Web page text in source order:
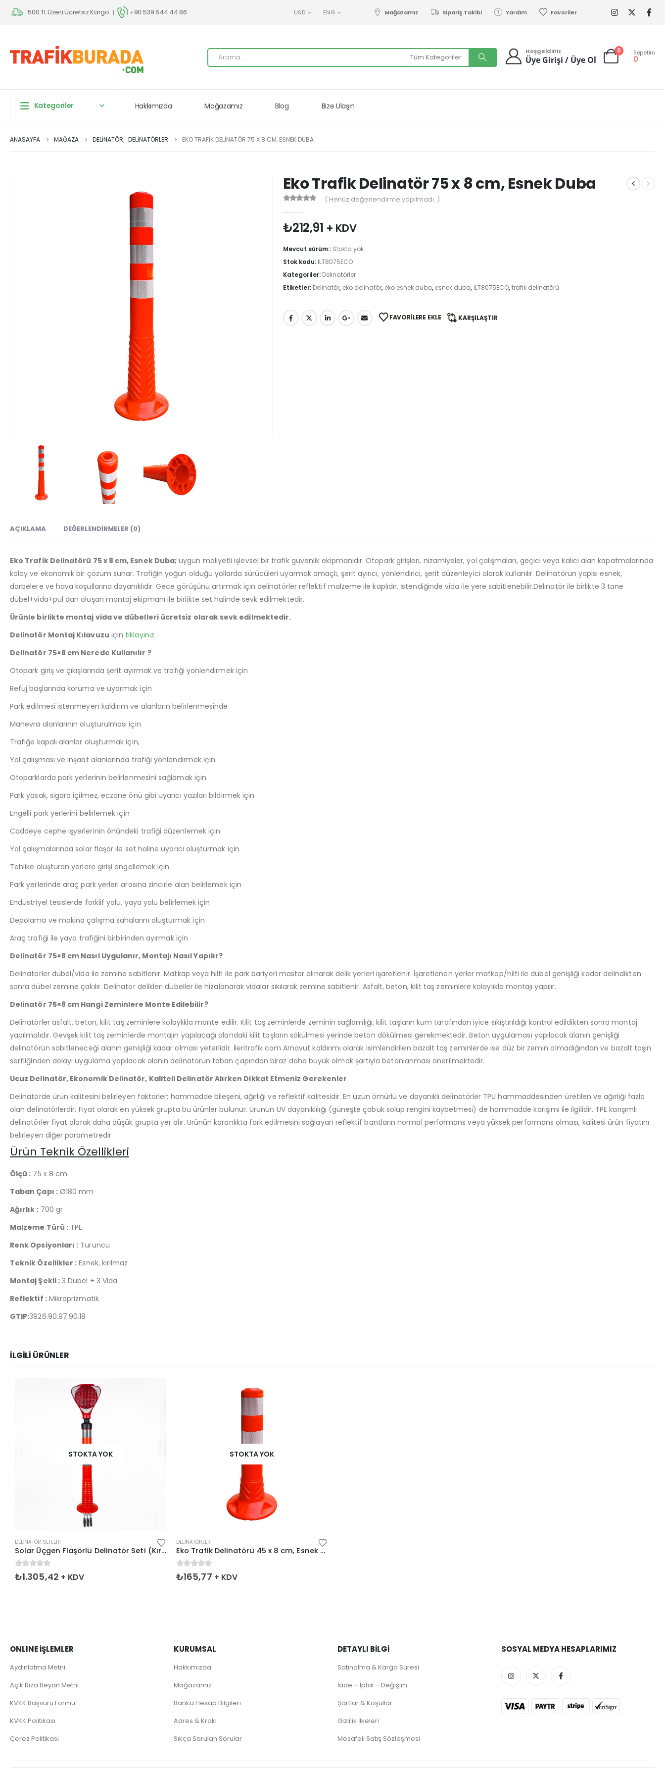
500 TL Üzeri Ücretsiz Kargo | +90 539 644 44 86 USD ENG Mağazamız Sipariş Takibi Yardım Favoriler
Hoşgeldiniz
Üye Girişi / Üye Ol
0 Sepetim
0
Kategoriler Hakkımızda Mağazamız Blog Bize Ulaşın
ANASAYFA MAĞAZA DELINATÖR, DELINATÖRLER EKO TRAFIK DELINATÖR 75 X 8 CM, ESNEK DUBA
Eko Trafik Delinatör 75 x 8 cm, Esnek Duba
Warning
( Henüz değerlendirme yapılmadı. )
₺212,91 + KDV
Mevcut sürüm:: Stokta yok
Stok kodu: İLT8075ECO
Kategoriler: Delinatörler
Etiketler: Delinatör, eko delinatör, eko esnek duba, esnek duba, İLT8075ECO,trafik delinatörü
FAVORILERE EKLE KARŞILAŞTIR
AÇIKLAMA DEĞERLENDIRMELER (0)
Eko Trafik Delinatörü 75 x 8 cm, Esnek Duba; uygun maliyetli işlevsel bir trafik güvenlik ekipmanıdır. Otopark girişleri, nizamiyeler, yol çalışmaları, geçici veya kalıcı alan kapatmalarında
kolay ve ekonomik bir çözüm sunar. Trafiğin yoğun olduğu yollarda sürücüleri uyarmak amaçlı, şerit ayırıcı, yönlendirici, şerit düzenleyici olarak kullanılır. Delinatörün yapısı esnek,
darbelere ve hava koşullarına dayanıklıdır. Gece görüşünü artırmak için delinatörler reflektif malzeme ile kaplıdır. İstendiğinde vida ile yere sabitlenebilir.Delinatör ile birlikte 3 tane
dübel+vida+pul dan oluşan montaj ekipmanı ile birlikte set halinde sevk edilmektedir.
Ürünle birlikte montaj vida ve dübelleri ücretsiz olarak sevk edilmektedir.
Delinatör Montaj Kılavuzu için tıklayınız.
Delinatör 75×8 cm Nerede Kullanılır ?
Otopark giriş ve çıkışlarında şerit ayırmak ve trafiği yönlendirmek için
Refüj başlarında koruma ve uyarmak için
Park edilmesi istenmeyen kaldırım ve alanların belirlenmesinde
Manevra alanlarının oluşturulması için
Trafiğe kapalı alanlar oluşturmak için,
Yol çalışması ve inşaat alanlarında trafiği yönlendirmek için
Otoparklarda park yerlerinin belirlenmesini sağlamak için
Park yasak, sigara içilmez, eczane önü gibi uyarıcı yazıları bildirmek için
Engelli park yerlerini belirlemek için
Caddeye cephe işyerlerinin önündeki trafiği düzenlemek için
Yol çalışmalarında solar flaşör ile set haline uyarıcı oluşturmak için
Tehlike oluşturan yerlere girişi engellemek için
Park yerlerinde araç park yerleri arasına zincirle alan belirlemek için
Endüstriyel tesislerde forklif yolu, yaya yolu belirlemek için
Depolama ve makina çalışma sahalarını oluşturmak için
Araç trafiği ile yaya trafiğini birbirinden ayırmak için
Delinatör 75×8 cm Nasıl Uygulanır, Montajı Nasıl Yapılır?
Delinatörler dübel/vida ile zemine sabitlenir. Matkap veya hilti ile park bariyeri mastar alınarak delik yerleri işaretlenir. İşaretlenen yerler matkap/hilti ile dübel genişliği kadar delindikten
sonra dübel zemine çakılır. Delinatör delikleri dübeller ile hizalanarak vidalar sıkılarak zemine sabitlenir. Asfalt, beton, kilit taş zeminlere kolaylıkla montajı yapılır.
Delinatör 75×8 cm Hangi Zeminlere Monte Edilebilir?
Delinatörler asfalt, beton, kilit taş zeminlere kolaylıkla monte edilir. Kilit taş zeminlerde zeminin sağlamlığı, kilit taşların kum tarafından iyice sıkıştırıldığı kontrol edildikten sonra montaj
yapılmalıdır. Gevşek kilit taş zeminlerde montajın yapılacağı alandaki kilit taşların sökülmesi yerinde beton dökülmesi gerekmektedir. Beton uygulaması yapılacak alanın genişliği
delinatörün sabitleneceği alanın genişliği kadar olması yeterlidir. İleritrafik.com Arnavut kaldırımı olarak isimlendirilen bazalt taş zeminlerde ise düz bir zemin olmadığından ve bazalt taşın
sertliğinden dolayı uygulama yapılacak alanın delinatörün taban çapından biraz daha büyük olmak şartıyla betonlanması önerilmektedir.
Ucuz Delinatör, Ekonomik Delinatör, Kaliteli Delinatör Alırken Dikkat Etmeniz Gerekenler
Delinatörde ürün kalitesini belirleyen faktörler; hammadde bileşeni, ağırlığı ve reflektif kalitesidir. En uzun ömürlü ve dayanıklı delinatörler TPU hammaddesinden üretilen ve ağırlığı fazla
olan delinatörlerdir. Fiyat olarak en yüksek grupta bu ürünler bulunur. Ürünün UV dayanıklılığı (güneşte çabuk solup rengini kaybetmesi) de hammadde karışımı ile ilgilidir. TPE karışımlı
delinatörler fiyat olarak daha düşük grupta yer alır. Ürünün karanlıkta fark edilmesini sağlayan reflektif bantların normal performans veya yüksek performans olması, kalitesi ürün fiyatını
belirleyen diğer parametredir.
Ürün Teknik Özellikleri
Ölçü : 75 x 8 cm
Taban Çapı :Ø180 mm
Ağırlık :700 gr
Malzeme Türü :TPE
Renk Opsiyonları : Turuncu
Teknik Özellikler : Esnek, kırılmaz
Montaj Şekli :3 Dübel + 3 Vida
Reflektif :Mikroprizmatik
GTIP:3926.90.97.90.18
İLGILI ÜRÜNLER
STOKTA YOK
DELINATÖR SETLERI
Solar Üçgen Flaşörlü Delinatör Seti (Kırmızı Flaşör)
0 5 üzerinden
₺1.305,42 + KDV
STOKTA YOK
DELINATÖRLER
Eko Trafik Delinatörü 45 x 8 cm, Esnek Duba
0 5 üzerinden
₺165,77 + KDV
ONLINE İŞLEMLER
Aydınlatma Metni
Açık Rıza Beyan Metni
KVKK Başvuru Formu
KVKK Politikası
Çerez Politikası
KURUMSAL
Hakkımızda
Mağazamız
Banka Hesap Bilgileri
Adres & Kroki
Sıkça Sorulan Sorular
DETAYLI BILGI
Satınalma & Kargo Süresi
İade – İptal – Değişim
Şartlar & Koşullar
Gizlilik İlkeleri
Mesafeli Satış Sözleşmesi
SOSYAL MEDYA HESAPLARIMIZ